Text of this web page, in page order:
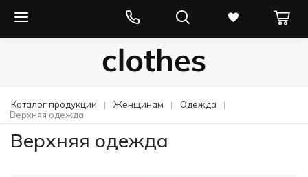
Каталог продукции Женщинам
Одежда
Верхняя одежда
Верхняя одежда